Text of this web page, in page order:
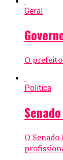
Geral
O
Política
O